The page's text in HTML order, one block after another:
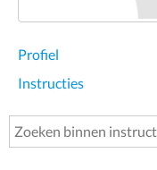
Profiel
Instructies